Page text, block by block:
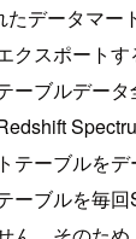
データマー
クスポート
ーブルデー
テーブルをデ
ーブルを毎